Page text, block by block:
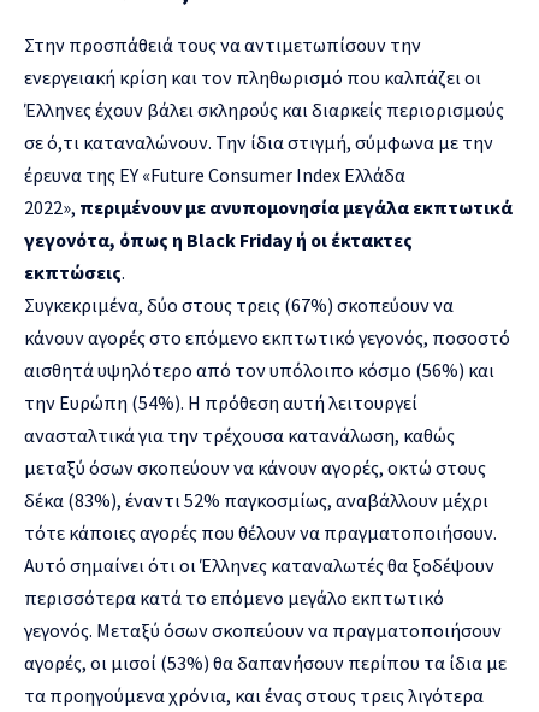
Στην προσπάθειά τους να αντιμετωπίσουν την
ενεργειακή κρίση και τον πληθωρισμό που καλπάζει οι
Έλληνες έχουν βάλει σκληρούς και διαρκείς περιορισμούς
σε ό,τι καταναλώνουν. Την ίδια στιγμή, σύμφωνα με την
έρευνα της ΕΥ «Future Consumer Index Ελλάδα
2022», περιμένουν με ανυπομονησία μεγάλα εκπτωτικά
γεγονότα, όπως η Black Friday ή οι έκτακτες
εκπτώσεις.
Συγκεκριμένα, δύο στους τρεις (67%) σκοπεύουν να
κάνουν αγορές στο επόμενο εκπτωτικό γεγονός, ποσοστό
αισθητά υψηλότερο από τον υπόλοιπο κόσμο (56%) και
την Ευρώπη (54%). Η πρόθεση αυτή λειτουργεί
ανασταλτικά για την τρέχουσα κατανάλωση, καθώς
μεταξύ όσων σκοπεύουν να κάνουν αγορές, οκτώ στους
δέκα (83%), έναντι 52% παγκοσμίως, αναβάλλουν μέχρι
τότε κάποιες αγορές που θέλουν να πραγματοποιήσουν.
Αυτό σημαίνει ότι οι Έλληνες καταναλωτές θα ξοδέψουν
περισσότερα κατά το επόμενο μεγάλο εκπτωτικό
γεγονός. Μεταξύ όσων σκοπεύουν να πραγματοποιήσουν
αγορές, οι μισοί (53%) θα δαπανήσουν περίπου τα ίδια με
τα προηγούμενα χρόνια, και ένας στους τρεις λιγότερα